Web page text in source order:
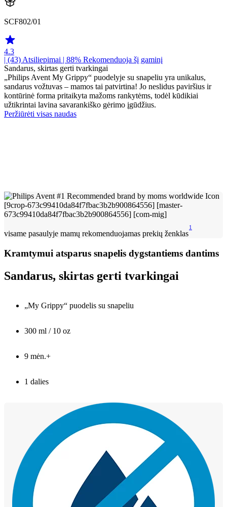
SCF802/01
4.3
| (43) Atsiliepimai | 88% Rekomenduoja šį gaminį
Sandarus, skirtas gerti tvarkingai
„Philips Avent My Grippy“ puodelyje su snapeliu yra unikalus,
sandarus vožtuvas – mamos tai patvirtina! Jo neslidus paviršius ir
kontūrinė forma pritaikyta mažoms rankytėms, todėl kūdikiai
užtikrintai lavina savarankiško gėrimo įgūdžius.
Peržiūrėti visas naudas
visame pasaulyje mamų rekomenduojamas prekių ženklas
1
Kramtymui atsparus snapelis dygstantiems dantims
Sandarus, skirtas gerti tvarkingai
„My Grippy“ puodelis su snapeliu
300 ml / 10 oz
9 mėn.+
1 dalies